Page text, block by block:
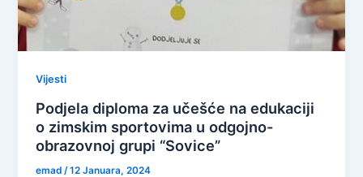
Vijesti
Podjela diploma za učešće na edukaciji
o zimskim sportovima u odgojno-
obrazovnoj grupi “Sovice”
emad /12 Januara, 2024